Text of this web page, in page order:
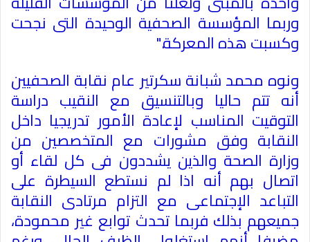
وربما المؤسسة الصحفية الوحيدة التى نجحت
وكسبت هذه المعركة".
ونوه محمد شبانة سكرتير عام نقابة الصحفيين
أنه تتم حاليا وبالتنسيق مع النقيب دراسة
التوقيت المناسب لإعادة الأمور تدريجيا داخل
النقابة وفق مشورات مع المتخصصين من
وزارة الصحة والذين يشددون فى كل لقاء أو
اتصال بهم أنه اذا لم نستطع السيطرة على
التباعد الإجتماعى مع التزام مرتادى النقابة
جميعهم بذلك فربما تحدث توابع غير محمودة،